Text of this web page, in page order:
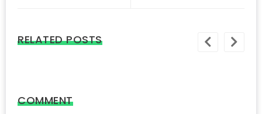
ใน
นัก
RELATED POSTS
COMMENT